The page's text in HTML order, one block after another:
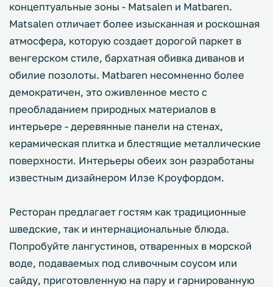
концептуальные зоны - Matsalen и Matbaren.
Matsalen отличает более изысканная и роскошная
атмосфера, которую создает дорогой паркет в
венгерском стиле, бархатная обивка диванов и
обилие позолоты. Matbaren несомненно более
демократичен, это оживленное место с
преобладанием природных материалов в
интерьере - деревянные панели на стенах,
керамическая плитка и блестящие металлические
поверхности. Интерьеры обеих зон разработаны
известным дизайнером Илзе Кроуфордом.
Ресторан предлагает гостям как традиционные
шведские, так и интернациональные блюда.
Попробуйте лангустинов, отваренных в морской
воде, подаваемых под сливочным соусом или
сайду, приготовленную на пару и гарнированную